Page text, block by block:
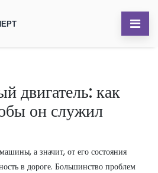
двигатель: как
он служил
а значит, от его состояния
в дороге. Большинство проблем